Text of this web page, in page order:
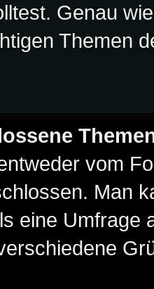
Genau
Themen
vom
Man
eine Umfrage